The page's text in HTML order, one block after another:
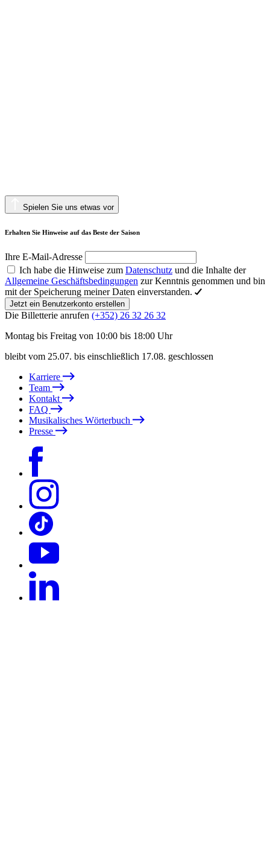
Spielen Sie uns etwas vor
Erhalten Sie Hinweise auf das Beste der Saison
Ihre E-Mail-Adresse
Ich habe die Hinweise zum Datenschutz und die Inhalte der
Allgemeine Geschäftsbedingungen zur Kenntnis genommen und bin
mit der Speicherung meiner Daten einverstanden.
Jetzt ein Benutzerkonto erstellen
Die Billetterie anrufen (+352) 26 32 26 32
Montag bis Freitag von 10:00 bis 18:00 Uhr
bleibt vom 25.07. bis einschließlich 17.08. geschlossen
Karriere
Team
Kontakt
FAQ
Musikalisches Wörterbuch
Presse